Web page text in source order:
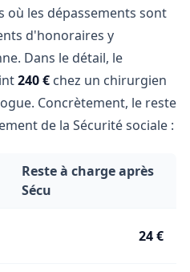
les dépassements sont
d'honoraires y
Dans le détail, le
240 € chez un chirurgien
Concrètement, le reste
de la Sécurité sociale :
Reste à charge après
Sécu
24 €